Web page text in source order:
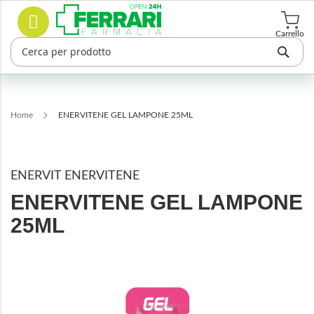
Salta
contenuto
Carrello
Cerca
Home ENERVITENE GEL LAMPONE 25ML
ENERVIT ENERVITENE
ENERVITENE GEL LAMPONE
25ML